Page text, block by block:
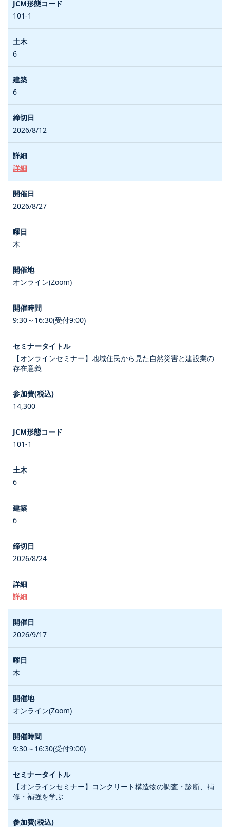
101-1
6
6
2026/8/12
詳細
2026/8/27
木
オンライン(Zoom)
9:30～16:30(受付9:00)
【オンラインセミナー】地域住民から見た自然災害と建設業の
存在意義
14,300
101-1
6
6
2026/8/24
詳細
2026/9/17
木
オンライン(Zoom)
9:30～16:30(受付9:00)
【オンラインセミナー】コンクリート構造物の調査・診断、補
修・補強を学ぶ